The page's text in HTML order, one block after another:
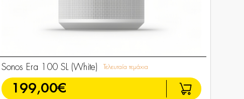
Sonos Era 100 SL (White) Τελευταία τεμάχια
199,00€